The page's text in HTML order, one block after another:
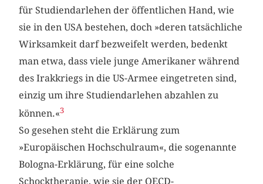
für Studiendarlehen der öffentlichen Hand, wie
sie in den USA bestehen, doch »deren tatsächliche
Wirksamkeit darf bezweifelt werden, bedenkt
man etwa, dass viele junge Amerikaner während
des Irakkriegs in die US-Armee eingetreten sind,
einzig um ihre Studiendarlehen abzahlen zu
können.«3
So gesehen steht die Erklärung zum
»Europäischen Hochschulraum«, die sogenannte
Bologna-Erklärung, für eine solche
Schocktherapie, wie sie der OECD-